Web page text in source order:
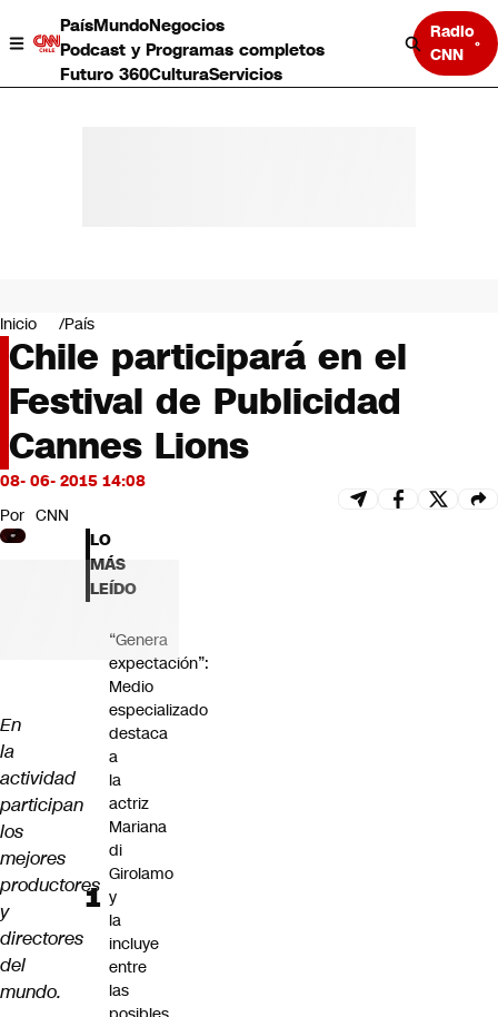
PaísMundoNegocios
Podcast y Programas completos
Futuro 360CulturaServicios
Radio
CNN
Negocios
Deportes
Programas completos
Cultura
Servicios
Bits
CNN tiempo
Futuro 360
Opinión
Inicio País
Chile participará en el
Festival de Publicidad
Cannes Lions
08- 06- 2015 14:08
Por CNN
En
la
actividad
participan
los
mejores
productores
y
directores
del
mundo.
LO
MÁS
LEÍDO
“Genera
expectación”:
Medio
especializado
destaca
a
la
actriz
Mariana
di
Girolamo
y
la
incluye
entre
las